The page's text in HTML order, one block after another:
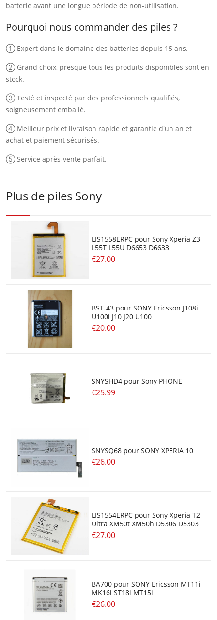
batterie avant une longue période de non-utilisation.
Pourquoi nous commander des piles ?
① Expert dans le domaine des batteries depuis 15 ans.
② Grand choix, presque tous les produits disponibles sont en
stock.
③ Testé et inspecté par des professionnels qualifiés,
soigneusement emballé.
④ Meilleur prix et livraison rapide et garantie d'un an et
achat et paiement sécurisés.
⑤ Service après-vente parfait.
Plus de piles Sony
LIS1558ERPC pour Sony Xperia Z3
L55T L55U D6653 D6633
€27.00
BST-43 pour SONY Ericsson J108i
U100i J10 J20 U100
€20.00
SNYSHD4 pour Sony PHONE
€25.99
SNYSQ68 pour SONY XPERIA 10
€26.00
LIS1554ERPC pour Sony Xperia T2
Ultra XM50t XM50h D5306 D5303
€27.00
BA700 pour SONY Ericsson MT11i
MK16i ST18i MT15i
€26.00